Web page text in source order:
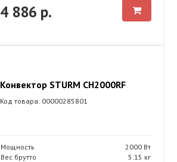
4 886 р.
Конвектор STURM CH2000RF
Код товара: 00000285801
Мощность
2000 Вт
Вес брутто
5.15 кг